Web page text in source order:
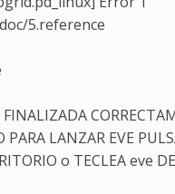
5.reference
LANZAR EVE
o TECLEA eve